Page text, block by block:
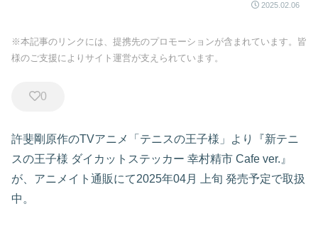
2025.02.06
※本記事のリンクには、提携先のプロモーションが含まれています。皆
様のご支援によりサイト運営が支えられています。
0
許斐剛原作のTVアニメ「テニスの王子様」より『新テニ
スの王子様 ダイカットステッカー 幸村精市 Cafe ver.』
が、アニメイト通販にて2025年04月 上旬 発売予定で取扱
中。